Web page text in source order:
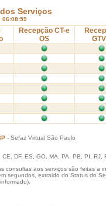
Serviços
06:08:59
Recepção CT-e
OS
- Sefaz Virtual São Paulo
DF, ES, GO, MA, PA, PB, PI, RJ,
consultas aos serviços são feitas a
segundos, extraido do Status do